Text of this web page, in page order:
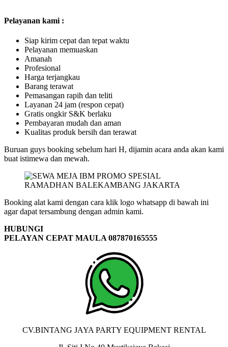
Pelayanan kami :
Siap kirim cepat dan tepat waktu
Pelayanan memuaskan
Amanah
Profesional
Harga terjangkau
Barang terawat
Pemasangan rapih dan teliti
Layanan 24 jam (respon cepat)
Gratis ongkir S&K berlaku
Pembayaran mudah dan aman
Kualitas produk bersih dan terawat
Buruan guys booking sebelum hari H, dijamin acara anda akan kami
buat istimewa dan mewah.
Booking alat kami dengan cara klik logo whatsapp di bawah ini
agar dapat tersambung dengan admin kami.
HUBUNGI
PELAYAN CEPAT MAULA 087870165555
CV.BINTANG JAYA PARTY EQUIPMENT RENTAL